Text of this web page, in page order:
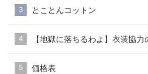
とことんコットン
【地獄に落ちるわよ】衣装協
価格表